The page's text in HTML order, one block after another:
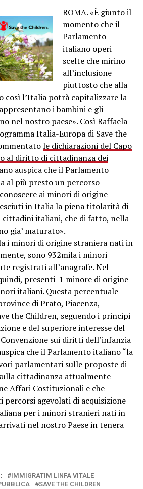
ROMA. «È giunto il
momento che il
Parlamento
italiano operi
scelte che mirino
all’inclusione
piuttosto che alla
così l’Italia potrà capitalizzare la
i bambini e gli
nel nostro paese». Così Raffaela
Italia-Europa di Save the
le dichiarazioni del Capo
al diritto di cittadinanza dei
auspica che il Parlamento
al più presto un percorso
ai minori di origine
in Italia la piena titolarità di
cittadini italiani, che di fatto, nella
gia’ maturato».
i minori di origine straniera nati in
sono 932mila i minori
registrati all’anagrafe. Nel
presenti 1 minore di origine
italiani. Questa percentuale
di Prato, Piacenza,
the Children, seguendo i principi
e del superiore interesse del
sui diritti dell’infanzia
che il Parlamento italiano “la
parlamentari sulle proposte di
cittadinanza attualmente
Affari Costituzionali e che
percorsi agevolati di acquisizione
per i minori stranieri nati in
nel nostro Paese in tenera
IMMIGRATIM LINFA VITALE
SAVE THE CHILDREN